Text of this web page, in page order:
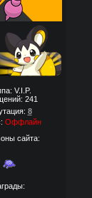
V.I.P.
241
8
Оффлайн
сайта: